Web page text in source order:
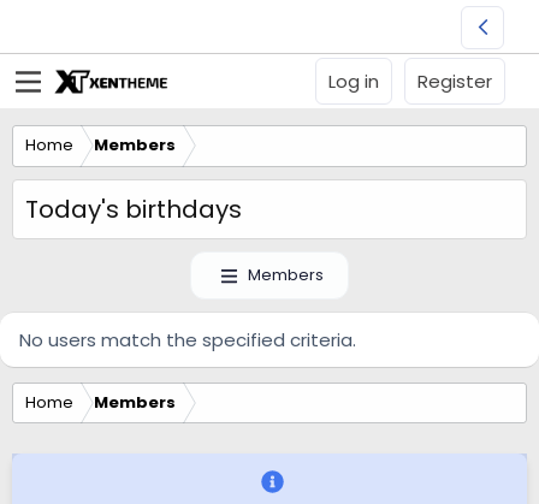
Log in Register
Home Members
Today's birthdays
Members
No users match the specified criteria.
Home Members